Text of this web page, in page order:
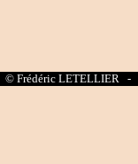
© Frédéric LETELLIER -